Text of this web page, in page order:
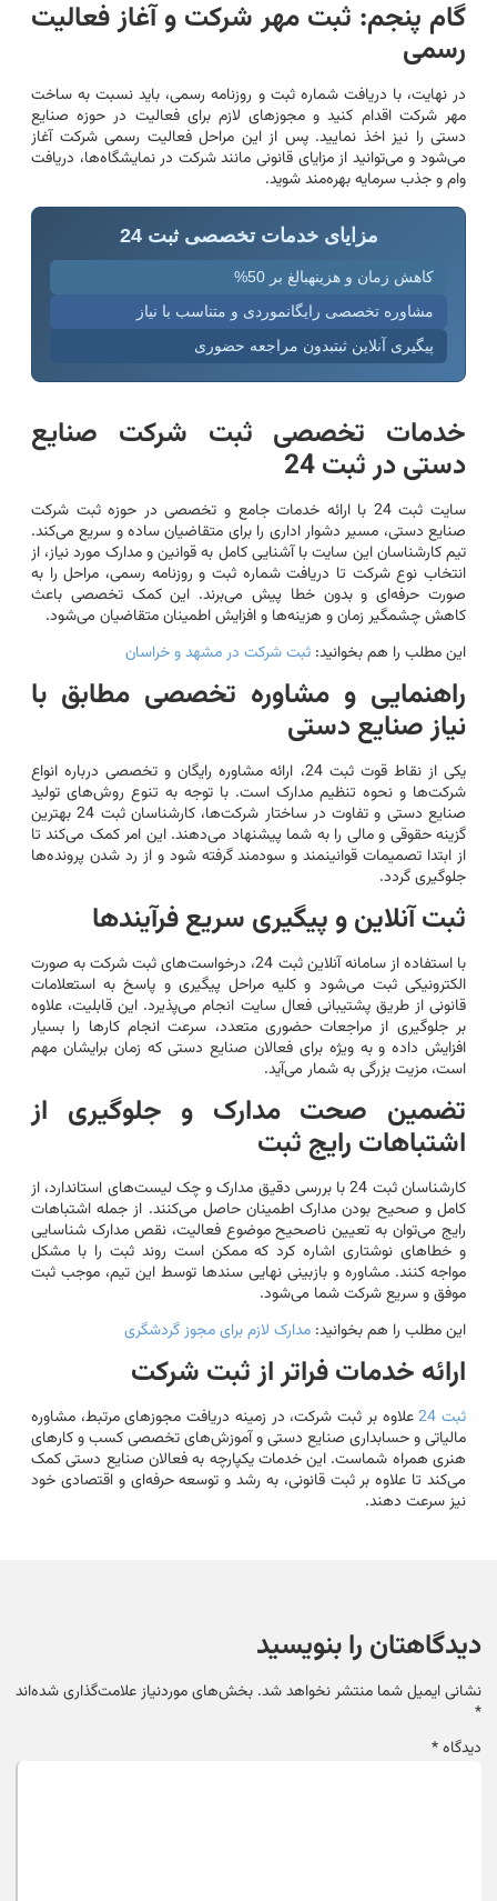
گام پنجم: ثبت مهر شرکت و آغاز فعالیت
رسمی
در نهایت، با دریافت شماره ثبت و روزنامه رسمی، باید نسبت به ساخت
مهر شرکت اقدام کنید و مجوزهای لازم برای فعالیت در حوزه صنایع
دستی را نیز اخذ نمایید. پس از این مراحل فعالیت رسمی شرکت آغاز
می‌شود و می‌توانید از مزایای قانونی مانند شرکت در نمایشگاه‌ها، دریافت
وام و جذب سرمایه بهره‌مند شوید.
مزایای خدمات تخصصی ثبت 24
کاهش زمان و هزینهبالغ بر 50%
مشاوره تخصصی رایگانموردی و متناسب با نیاز
پیگیری آنلاین ثبتبدون مراجعه حضوری
خدمات تخصصی ثبت شرکت صنایع
دستی در ثبت 24
سایت ثبت 24 با ارائه خدمات جامع و تخصصی در حوزه ثبت شرکت
صنایع دستی، مسیر دشوار اداری را برای متقاضیان ساده و سریع می‌کند.
تیم کارشناسان این سایت با آشنایی کامل به قوانین و مدارک مورد نیاز، از
انتخاب نوع شرکت تا دریافت شماره ثبت و روزنامه رسمی، مراحل را به
صورت حرفه‌ای و بدون خطا پیش می‌برند. این کمک تخصصی باعث
کاهش چشمگیر زمان و هزینه‌ها و افزایش اطمینان متقاضیان می‌شود.
این مطلب را هم بخوانید: ثبت شرکت در مشهد و خراسان
راهنمایی و مشاوره تخصصی مطابق با
نیاز صنایع دستی
یکی از نقاط قوت ثبت 24، ارائه مشاوره رایگان و تخصصی درباره انواع
شرکت‌ها و نحوه تنظیم مدارک است. با توجه به تنوع روش‌های تولید
صنایع دستی و تفاوت در ساختار شرکت‌ها، کارشناسان ثبت 24 بهترین
گزینه حقوقی و مالی را به شما پیشنهاد می‌دهند. این امر کمک می‌کند تا
از ابتدا تصمیمات قوانینمند و سودمند گرفته شود و از رد شدن پرونده‌ها
جلوگیری گردد.
ثبت آنلاین و پیگیری سریع فرآیندها
با استفاده از سامانه آنلاین ثبت 24، درخواست‌های ثبت شرکت به صورت
الکترونیکی ثبت می‌شود و کلیه مراحل پیگیری و پاسخ به استعلامات
قانونی از طریق پشتیبانی فعال سایت انجام می‌پذیرد. این قابلیت، علاوه
بر جلوگیری از مراجعات حضوری متعدد، سرعت انجام کارها را بسیار
افزایش داده و به ویژه برای فعالان صنایع دستی که زمان برایشان مهم
است، مزیت بزرگی به شمار می‌آید.
تضمین صحت مدارک و جلوگیری از
اشتباهات رایج ثبت
کارشناسان ثبت 24 با بررسی دقیق مدارک و چک لیست‌های استاندارد، از
کامل و صحیح بودن مدارک اطمینان حاصل می‌کنند. از جمله اشتباهات
رایج می‌توان به تعیین ناصحیح موضوع فعالیت، نقص مدارک شناسایی
و خطاهای نوشتاری اشاره کرد که ممکن است روند ثبت را با مشکل
مواجه کنند. مشاوره و بازبینی نهایی سندها توسط این تیم، موجب ثبت
موفق و سریع شرکت شما می‌شود.
این مطلب را هم بخوانید: مدارک لازم برای مجوز گردشگری
ارائه خدمات فراتر از ثبت شرکت
ثبت 24
علاوه بر ثبت شرکت، در زمینه دریافت مجوزهای مرتبط، مشاوره
مالیاتی و حسابداری صنایع دستی و آموزش‌های تخصصی کسب و کارهای
هنری همراه شماست. این خدمات یکپارچه به فعالان صنایع دستی کمک
می‌کند تا علاوه بر ثبت قانونی، به رشد و توسعه حرفه‌ای و اقتصادی خود
نیز سرعت دهند.
دیدگاهتان را بنویسید
نشانی ایمیل شما منتشر نخواهد شد. بخش‌های موردنیاز علامت‌گذاری شده‌اند
*
دیدگاه*